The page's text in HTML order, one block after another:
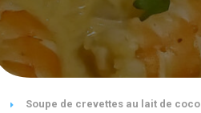
Soupe de crevettes au lait de coco